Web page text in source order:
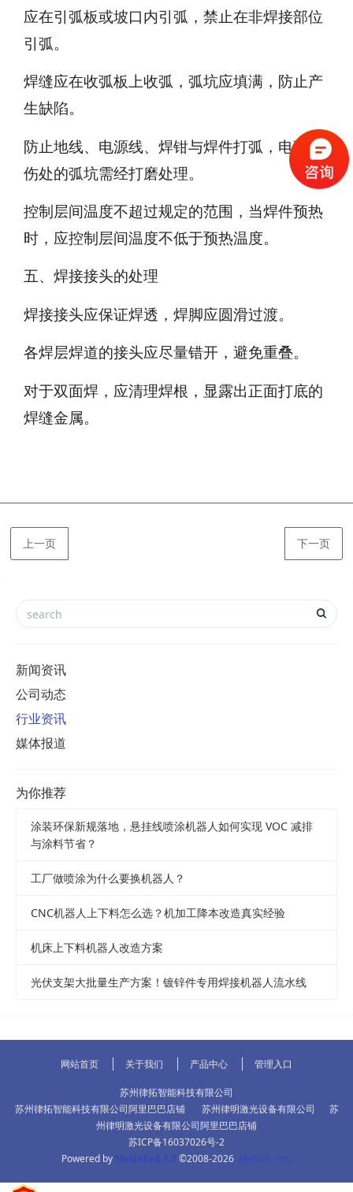
应在引弧板或坡口内引弧，禁止在非焊接部位
引弧。
焊缝应在收弧板上收弧，弧坑应填满，防止产
生缺陷。
防止地线、电源线、焊钳与焊件打弧，电弧擦
伤处的弧坑需经打磨处理。
控制层间温度不超过规定的范围，当焊件预热
时，应控制层间温度不低于预热温度。
五、焊接接头的处理
焊接接头应保证焊透，焊脚应圆滑过渡。
各焊层焊道的接头应尽量错开，避免重叠。
对于双面焊，应清理焊根，显露出正面打底的
焊缝金属。
上一页 下一页
新闻资讯
公司动态
行业资讯
媒体报道
为你推荐
涂装环保新规落地，悬挂线喷涂机器人如何实现 VOC 减排
与涂料节省？
工厂做喷涂为什么要换机器人？
CNC机器人上下料怎么选？机加工降本改造真实经验
机床上下料机器人改造方案
光伏支架大批量生产方案！镀锌件专用焊接机器人流水线
网站首页 关于我们 产品中心 管理入口
苏州律拓智能科技有限公司
苏州律拓智能科技有限公司阿里巴巴店铺
苏州律明激光设备有限公司
苏
州律明激光设备有限公司阿里巴巴店铺
苏ICP备16037026号-2
Powered by MetInfo 6.1.2 ©2008-2026 MetInfo Inc.